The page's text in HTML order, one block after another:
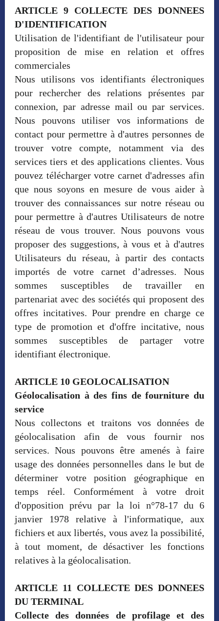
ARTICLE 9 COLLECTE DES DONNEES
D'IDENTIFICATION
Utilisation de l'identifiant de l'utilisateur pour
proposition de mise en relation et offres
commerciales
Nous utilisons vos identifiants électroniques
pour rechercher des relations présentes par
connexion, par adresse mail ou par services.
Nous pouvons utiliser vos informations de
contact pour permettre à d'autres personnes de
trouver votre compte, notamment via des
services tiers et des applications clientes. Vous
pouvez télécharger votre carnet d'adresses afin
que nous soyons en mesure de vous aider à
trouver des connaissances sur notre réseau ou
pour permettre à d'autres Utilisateurs de notre
réseau de vous trouver. Nous pouvons vous
proposer des suggestions, à vous et à d'autres
Utilisateurs du réseau, à partir des contacts
importés de votre carnet d’adresses. Nous
sommes susceptibles de travailler en
partenariat avec des sociétés qui proposent des
offres incitatives. Pour prendre en charge ce
type de promotion et d'offre incitative, nous
sommes susceptibles de partager votre
identifiant électronique.
ARTICLE 10 GEOLOCALISATION
Géolocalisation à des fins de fourniture du
service
Nous collectons et traitons vos données de
géolocalisation afin de vous fournir nos
services. Nous pouvons être amenés à faire
usage des données personnelles dans le but de
déterminer votre position géographique en
temps réel. Conformément à votre droit
d'opposition prévu par la loi n°78-17 du 6
janvier 1978 relative à l'informatique, aux
fichiers et aux libertés, vous avez la possibilité,
à tout moment, de désactiver les fonctions
relatives à la géolocalisation.
ARTICLE 11 COLLECTE DES DONNEES
DU TERMINAL
Collecte des données de profilage et des